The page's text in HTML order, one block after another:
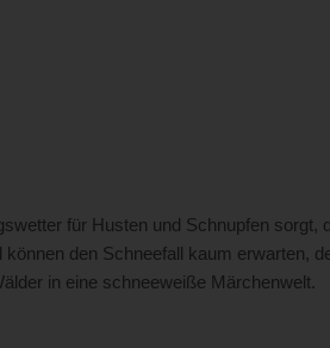
für Husten und Schnupfen sorgt,
den Schneefall kaum erwarten,
in eine schneeweiße Märchenwelt.